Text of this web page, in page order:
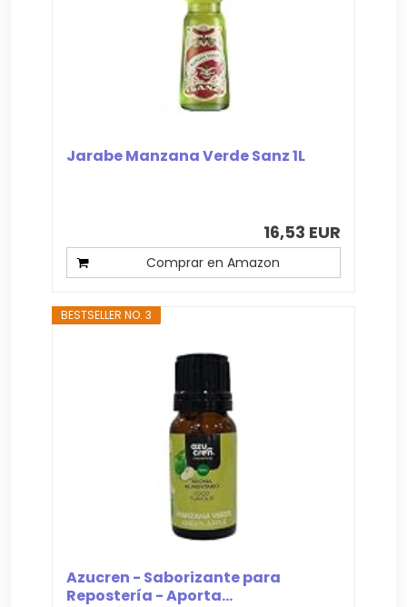
Jarabe Manzana Verde Sanz 1L
16,53 EUR
Comprar en Amazon
BESTSELLER NO. 3
Azucren - Saborizante para
Repostería - Aporta...